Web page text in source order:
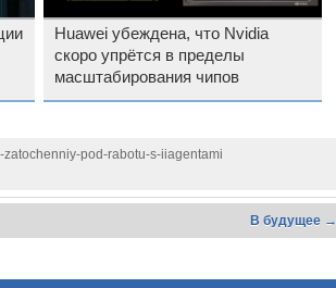
Huawei убеждена, что Nvidia
скоро упрётся в пределы
масштабирования чипов
pod-rabotu-s-iiagentami
В будущее →